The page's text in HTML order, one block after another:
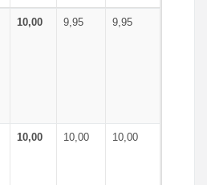
10,00 9,95 9,95
10,00 10,00 10,00